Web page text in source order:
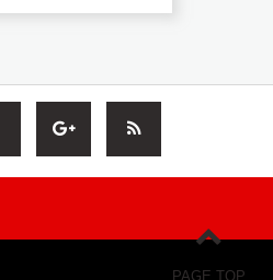
PAGE TOP